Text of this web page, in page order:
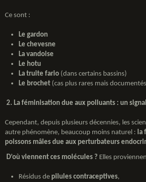
Ce sont :
Le gardon
Le chevesne
La vandoise
Le hotu
La truite fario (dans certains bassins)
Le brochet (cas plus rares mais
2. La féminisation due aux polluants : un
Cependant, depuis plusieurs décennies, les
autre phénomène, beaucoup moins naturel : la
poissons mâles due aux perturbateurs
D’où viennent ces molécules ? Elles
Résidus de pilules contraceptives,